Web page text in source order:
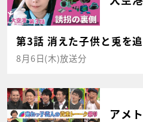
第3話 消えた子供と兎を追
8月6日(木)放送分
アメ